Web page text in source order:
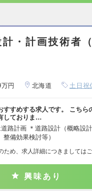
計・計画技術者
円 北海道 土日祝
すすめする求人です。 こちら
しておりま…
路計画 ＊道路設計（概略設
備効果検討等）
ため、求人詳細につきましては
興味あり